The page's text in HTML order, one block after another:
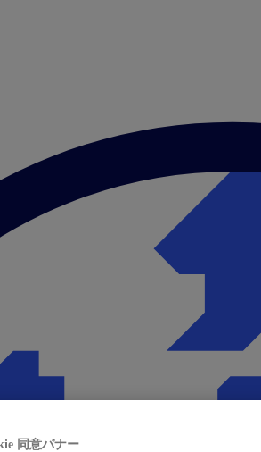
同意バナー